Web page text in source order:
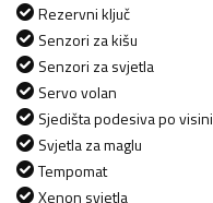
Rezervni ključ
Senzori za kišu
Senzori za svjetla
Servo volan
Sjedišta podesiva po visini
Svjetla za maglu
Tempomat
Xenon svjetla